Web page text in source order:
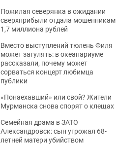
Пожилая северянка в ожидании
сверхприбыли отдала мошенникам
1,7 миллиона рублей
Вместо выступлений тюлень Филя
может загулять: в океанариуме
рассказали, почему может
сорваться концерт любимца
публики
«Понаехавший» или свой? Жители
Мурманска снова спорят о клещах
Семейная драма в ЗАТО
Александровск: сын угрожал 68-
летней матери убийством